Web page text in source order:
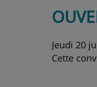
Jeudi 20
Cette